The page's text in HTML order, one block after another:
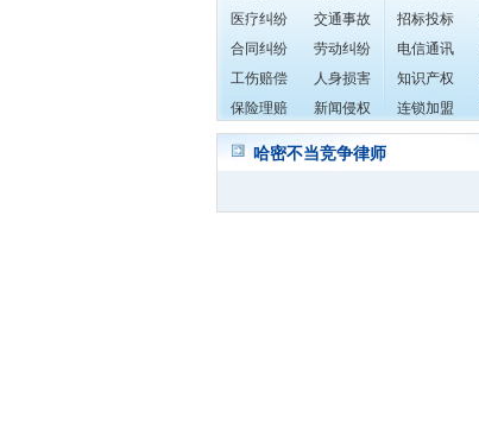
医疗纠纷
交通事故
合同纠纷
劳动纠纷
工伤赔偿
人身损害
保险理赔
新闻侵权
招标投标
电信通讯
知识产权
连锁加盟
哈密不当竞争律师